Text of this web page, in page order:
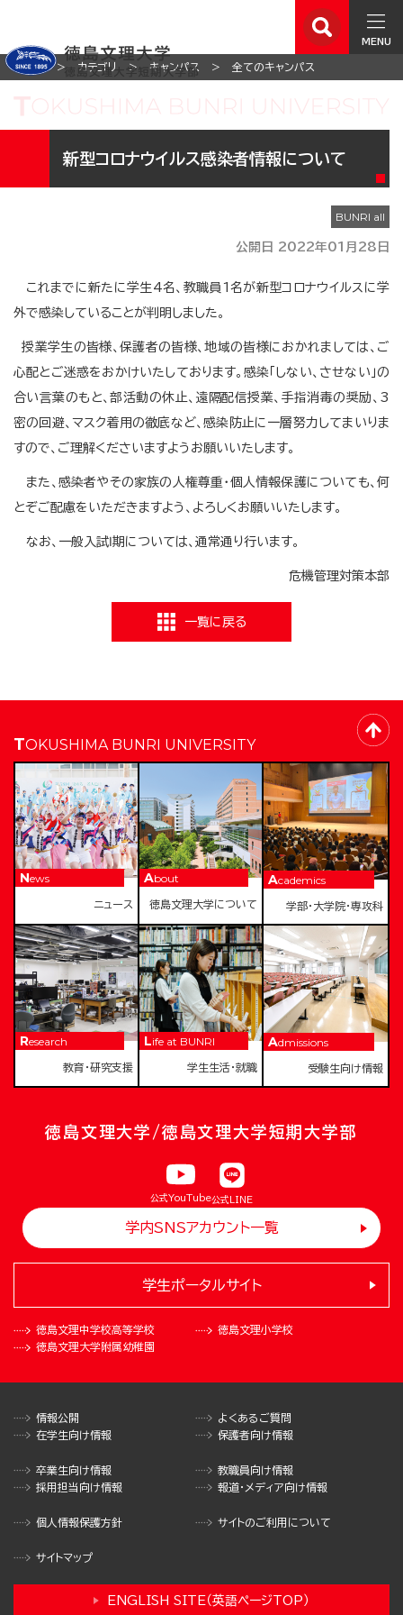
MENU
ホーム カテゴリ キャンパス 全てのキャンパス
新型コロナウイルス感染者情報について
公開日 2022年01月28日
これまでに新たに学生4名、教職員1名が新型コロナウイルスに学
外で感染していることが判明しました。
授業学生の皆様、保護者の皆様、地域の皆様におかれましては、ご
心配とご迷惑をおかけいたしております。感染｢しない、させない｣の
合い言葉のもと、部活動の休止、遠隔配信授業、手指消毒の奨励、3
密の回避、マスク着用の徹底など、感染防止に一層努力してまいりま
すので、ご理解くださいますようお願いいたします。
また、感染者やその家族の人権尊重・個人情報保護についても、何
とぞご配慮をいただきますよう、よろしくお願いいたします。
なお、一般入試Ⅰ期については、通常通り行います。
危機管理対策本部
一覧に戻る
TOKUSHIMA BUNRI UNIVERSITY
News
ニュース
About
徳島文理大学について
Academics
学部・大学院・専攻科
Research
教育・研究支援
Life at BUNRI
学生生活・就職
Admissions
受験生向け情報
徳島文理大学/徳島文理大学短期大学部
公式YouTube公式LINE
学内SNSアカウント一覧
徳島文理中学校高等学校
徳島文理小学校
徳島文理大学附属幼稚園
学生ポータルサイト
情報公開
よくあるご質問
在学生向け情報
保護者向け情報
卒業生向け情報
教職員向け情報
採用担当向け情報
報道・メディア向け情報
個人情報保護方針 サイトのご利用について
サイトマップ
ENGLISH SITE（英語ページTOP）